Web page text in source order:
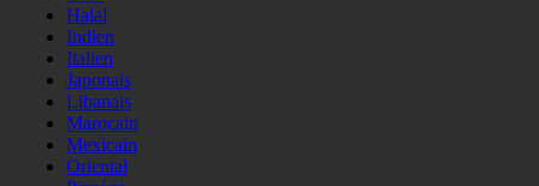
Halal
Indien
Italien
Japonais
Libanais
Marocain
Mexicain
Oriental